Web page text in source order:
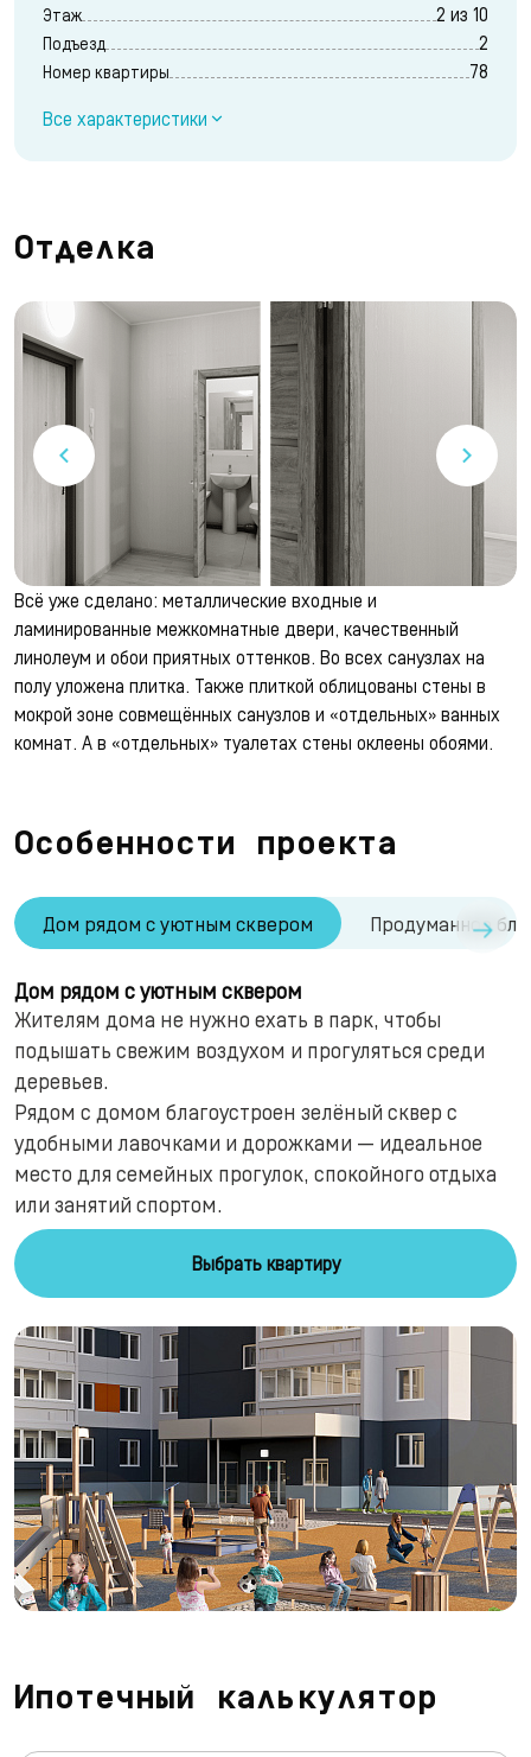
Этаж 2 из 10
Подъезд 2
Номер квартиры 78
Все характеристики
Отделка
Всё уже сделано: металлические входные и
ламинированные межкомнатные двери, качественный
линолеум и обои приятных оттенков. Во всех санузлах на
полу уложена плитка. Также плиткой облицованы стены в
мокрой зоне совмещённых санузлов и «отдельных» ванных
комнат. А в «отдельных» туалетах стены оклеены обоями.
Особенности проекта
Дом рядом с уютным сквером Продуманное
→
Дом рядом с уютным сквером
Жителям дома не нужно ехать в парк, чтобы
подышать свежим воздухом и прогуляться среди
деревьев.
Рядом с домом благоустроен зелёный сквер с
удобными лавочками и дорожками — идеальное
место для семейных прогулок, спокойного отдыха
или занятий спортом.
Выбрать квартиру
Ипотечный калькулятор